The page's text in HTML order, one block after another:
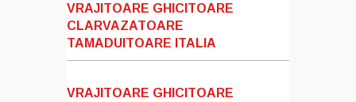
VRAJITOARE GHICITOARE
CLARVAZATOARE
TAMADUITOARE ITALIA
VRAJITOARE GHICITOARE